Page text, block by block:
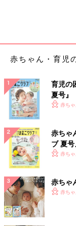
と思い、夫にも内
カギの閉め忘れど
かったです…。
カギの閉め忘れより
出された』ママも。
「昼過ぎに仕事か
に閉め出しくらい
に電話すると、近く
自宅の車庫に車を停
かった」
こういったトラブル
い工夫が必要ですね。
赤ちゃん・育児
育児の
夏号』
いっぱ
赤ち
赤ちゃ
ブ 夏
く！赤ち
赤ちゃ
赤ち